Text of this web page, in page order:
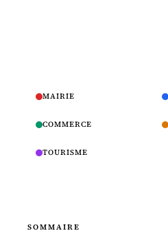
MAIRIE
COMMERCE
TOURISME
SOMMAIRE